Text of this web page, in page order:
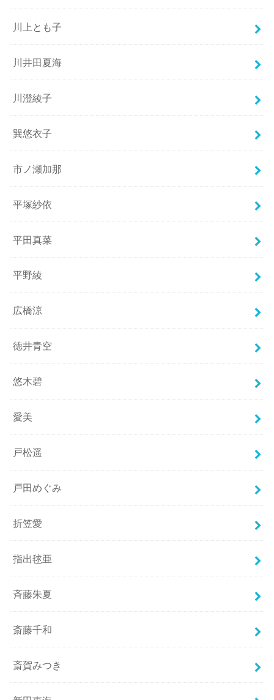
川上とも子
川井田夏海
川澄綾子
巽悠衣子
市ノ瀬加那
平塚紗依
平田真菜
平野綾
広橋涼
徳井青空
悠木碧
愛美
戸松遥
戸田めぐみ
折笠愛
指出毬亜
斉藤朱夏
斎藤千和
斎賀みつき